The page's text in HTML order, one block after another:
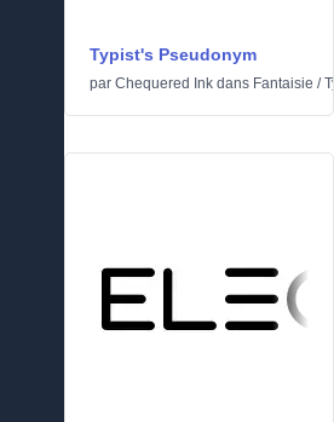
Typist's Pseudonym
par Chequered Ink dans Fantaisie /